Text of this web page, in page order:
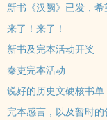
踩在脚下。黑夫只想笑
南取百越，北却匈奴，
在他参与下，历史有何
秦始皇固有一死，天下
澜，还是力挽狂澜?
新书《汉阙》已发，希
来了！来了！
新书及完本活动开奖
秦吏完本活动
说好的历史文硬核书单
完本感言，以及暂时的